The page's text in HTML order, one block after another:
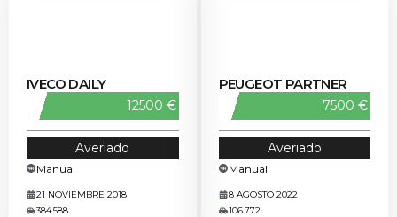
IVECO DAILY
12500 €
Averiado
Manual
21 NOVIEMBRE 2018
384.588
PEUGEOT PARTNER
7500 €
Averiado
Manual
8 AGOSTO 2022
106.772